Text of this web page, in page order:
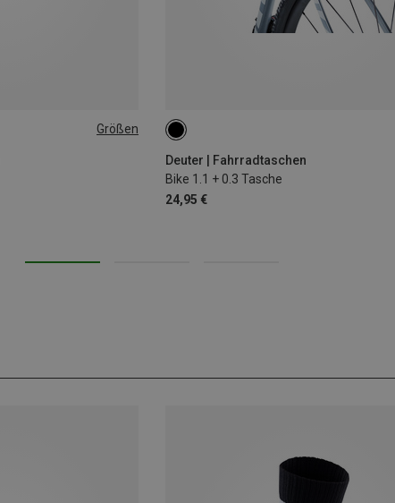
Größen
Deuter | Fahrradtaschen
Bike 1.1 + 0.3 Tasche
24,95 €
1.1+0.3L